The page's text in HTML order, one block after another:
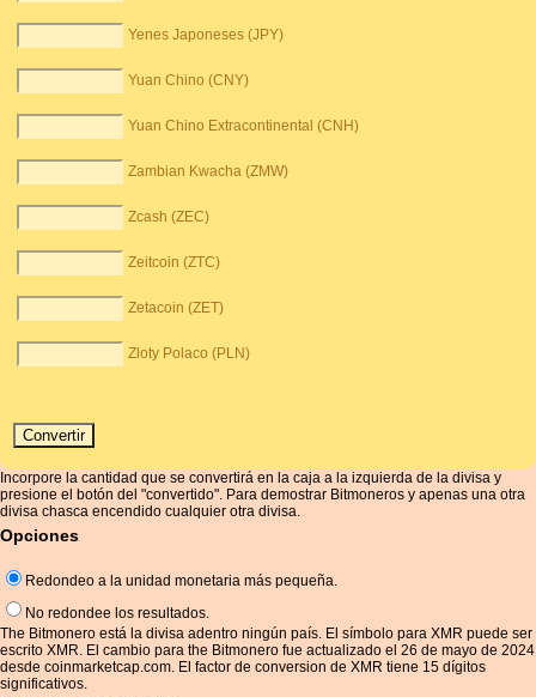
Yenes Japoneses (JPY)
Yuan Chino (CNY)
Yuan Chino Extracontinental (CNH)
Zambian Kwacha (ZMW)
Zcash (ZEC)
Zeitcoin (ZTC)
Zetacoin (ZET)
Zloty Polaco (PLN)
Incorpore la cantidad que se convertirá en la caja a la izquierda de la divisa y
presione el botón del "convertido". Para demostrar Bitmoneros y apenas una otra
divisa chasca encendido cualquier otra divisa.
Opciones
Redondeo a la unidad monetaria más pequeña.
No redondee los resultados.
The Bitmonero está la divisa adentro ningún país. El símbolo para XMR puede ser
escrito XMR. El cambio para the Bitmonero fue actualizado el 26 de mayo de 2024
desde coinmarketcap.com. El factor de conversion de XMR tiene 15 dígitos
significativos.